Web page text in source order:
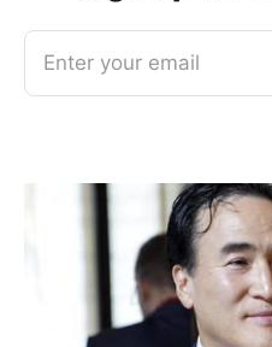
Enter your email